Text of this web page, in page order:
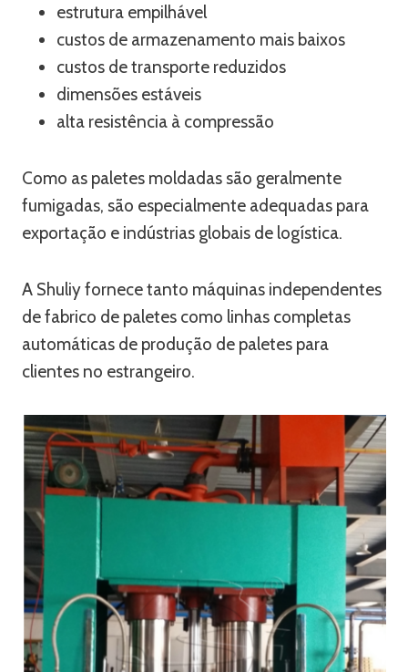
estrutura empilhável
custos de armazenamento mais baixos
custos de transporte reduzidos
dimensões estáveis
alta resistência à compressão
Como as paletes moldadas são geralmente
fumigadas, são especialmente adequadas para
exportação e indústrias globais de logística.
A Shuliy fornece tanto máquinas independentes
de fabrico de paletes como linhas completas
automáticas de produção de paletes para
clientes no estrangeiro.